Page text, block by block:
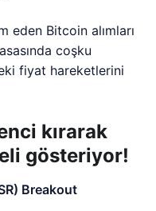
eden Bitcoin alımları
coşku
fiyat hareketlerini
kırarak
gösteriyor!